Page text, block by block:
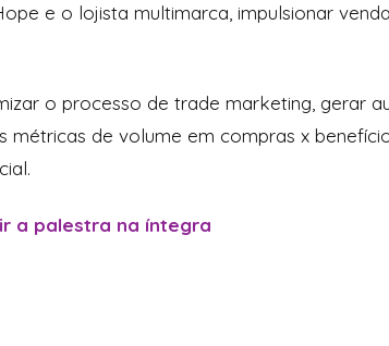
e o lojista multimarca, impulsionar
o processo de trade marketing, gerar
métricas de volume em compras x
a palestra na íntegra